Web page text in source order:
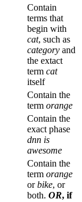
Contain
terms that
begin with
cat, such as
category and
the extact
term cat
itself
Contain the
term orange
Contain the
exact phase
dnn is
awesome
Contain the
term orange
orbike, or
both. OR, if